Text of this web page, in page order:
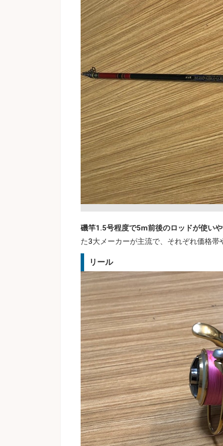
磯竿1.5号程度で5m前後のロッドが使い
た3大メーカーが主流で、それぞれ価格
リール